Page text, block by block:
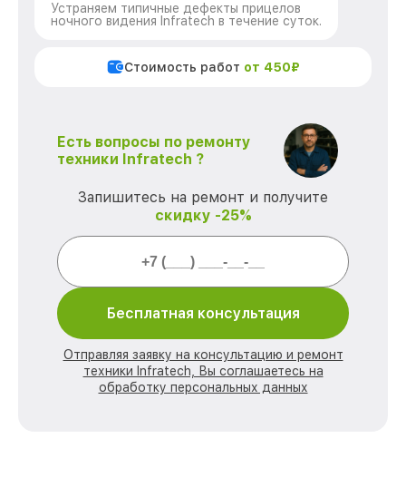
Устраняем типичные дефекты прицелов
ночного видения Infratech в течение суток.
Стоимость работ от 450₽
Есть вопросы по ремонту
техники Infratech ?
Запишитесь на ремонт и получите
скидку -25%
Бесплатная консультация
Отправляя заявку на консультацию и ремонт
техники Infratech, Вы соглашаетесь на
обработку персональных данных